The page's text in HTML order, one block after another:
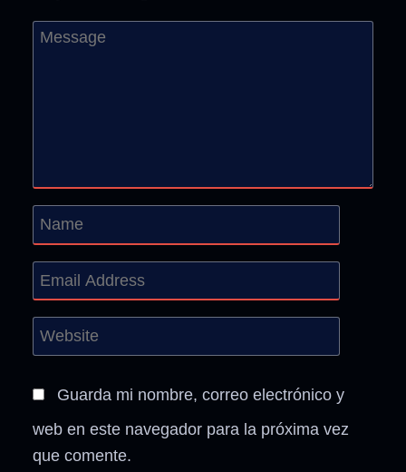
Guarda mi nombre, correo electrónico y
web en este navegador para la próxima vez
que comente.